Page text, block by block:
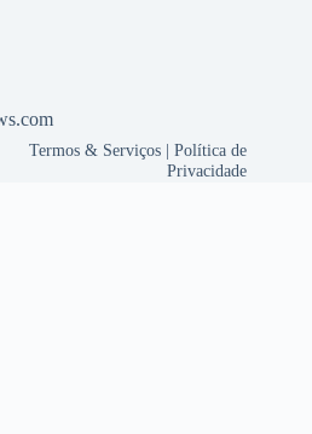
Termos & Serviços |Política de
Privacidade